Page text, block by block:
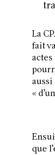
La
fait
aussi
«
que